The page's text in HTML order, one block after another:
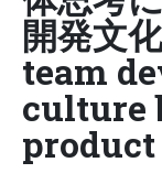
開発文
team
culture